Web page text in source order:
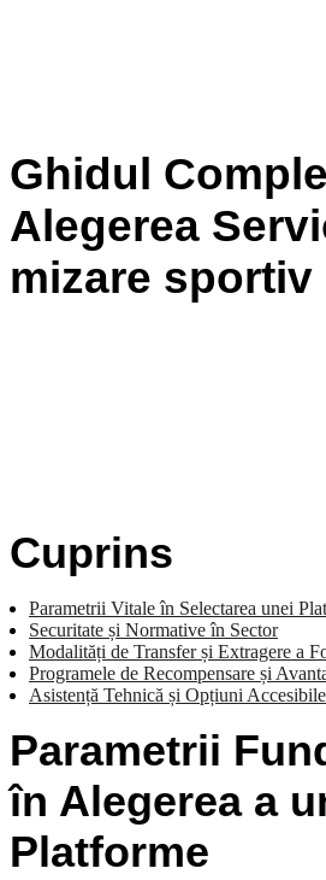
Ghidul
Alegerea
mizare sportiv
Cuprins
Parametrii Vitale în Selectarea unei
Securitate și Normative în Sector
Modalități de Transfer și Extragere a
Programele de Recompensare și
Asistență Tehnică și Opțiuni Accesibile
Parametrii
în Alegerea a
Platforme